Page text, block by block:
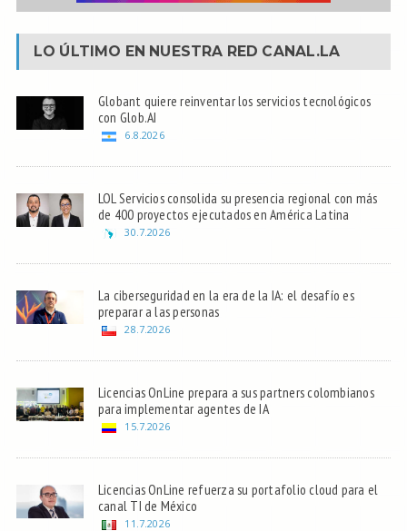
LO ÚLTIMO EN NUESTRA RED CANAL.LA
Globant quiere reinventar los servicios tecnológicos
con Glob.AI
6.8.2026
LOL Servicios consolida su presencia regional con más
de 400 proyectos ejecutados en América Latina
30.7.2026
La ciberseguridad en la era de la IA: el desafío es
preparar a las personas
28.7.2026
Licencias OnLine prepara a sus partners colombianos
para implementar agentes de IA
15.7.2026
Licencias OnLine refuerza su portafolio cloud para el
canal TI de México
11.7.2026